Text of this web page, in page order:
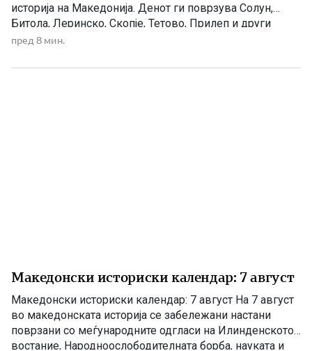
историја на Македонија. Денот ги поврзува Солун,
Битола, Леринско, Скопје, Тетово, Прилеп и други
македонски краишта. 1903 – Убиен рускиот конзул
година, во екот на Илинденското востание, во Битола
пред 8 мин.
Македонски историски календар: 7 август
Македонски историски календар: 7 август На 7 август
во македонската историја се забележани настани
поврзани со меѓународните одгласи на Илинденското
востание, Народноослободителната борба, науката и